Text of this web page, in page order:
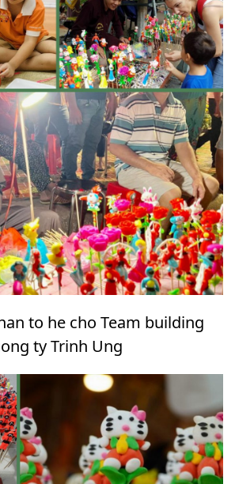
to he cho Team building
ty Trinh Ung